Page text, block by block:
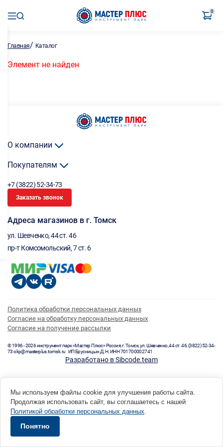
0
Главная/ Каталог
Элемент не найден
О компании
Покупателям
+7 (3822) 52-34-73
Заказать звонок
Адреса магазинов в г. Томск
ул. Шевченко, 44 ст. 46
пр-т Комсомольский, 7 ст. 6
Политика обработки персональных данных
Согласие на обработку персональных данных
Согласие на получение рассылки
© 1996 - 2026 инструмент парк «Мастер Плюс» Россия, г. Томск, ул. Шевченко, 44 ст. 46, (3822) 52-34-
73 okp@masterplus.tomsk.ru ИП Брусницын Д.Н. ИНН 701700002741
Разработано в Sibcode.team
Мы используем файлы cookie для улучшения работы сайта.
Продолжая использовать сайт, вы соглашаетесь с нашей
Политикой обработки персональных данных.
Понятно